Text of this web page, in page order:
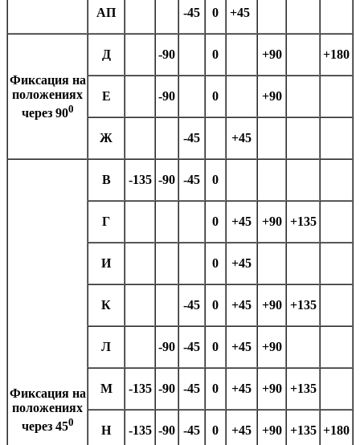
АП -45 0 +45
Фиксация на
положениях
через 900
Д -90 0 +90 +180
Е -90 0 +90
Ж -45 +45
Фиксация на
положениях
через 450
В -135 -90 -45 0
Г 0 +45 +90 +135
И 0 +45
К -45 0 +45 +90 +135
Л -90 -45 0 +45 +90
М -135 -90 -45 0 +45 +90 +135
Н -135 -90 -45 0 +45 +90 +135 +180